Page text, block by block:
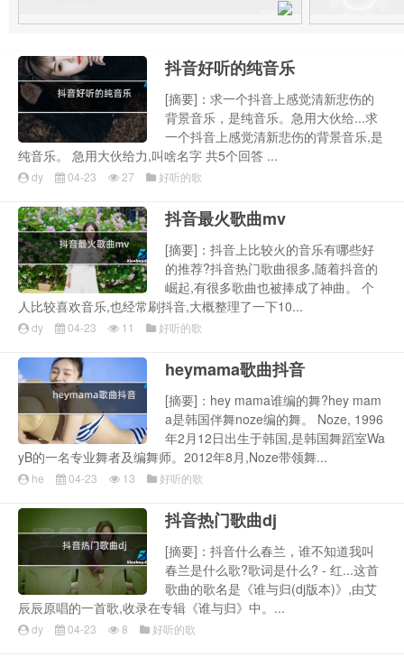
抖音好听的纯音乐
[摘要]：求一个抖音上感觉清新悲伤的
背景音乐，是纯音乐。急用大伙给...求
一个抖音上感觉清新悲伤的背景音乐,是
纯音乐。 急用大伙给力,叫啥名字 共5个回答 ...
dy 04-23 27 好听的歌
抖音最火歌曲mv
[摘要]：抖音上比较火的音乐有哪些好
的推荐?抖音热门歌曲很多,随着抖音的
崛起,有很多歌曲也被捧成了神曲。 个
人比较喜欢音乐,也经常刷抖音,大概整理了一下10...
dy 04-23 11 好听的歌
heymama歌曲抖音
[摘要]：hey mama谁编的舞?hey mam
a是韩国伴舞noze编的舞。 Noze, 1996
年2月12日出生于韩国,是韩国舞蹈室Wa
yB的一名专业舞者及编舞师。2012年8月,Noze带领舞...
he 04-23 13 好听的歌
抖音热门歌曲dj
[摘要]：抖音什么春兰，谁不知道我叫
春兰是什么歌?歌词是什么? - 红...这首
歌曲的歌名是《谁与归(dj版本)》,由艾
辰辰原唱的一首歌,收录在专辑《谁与归》中。...
dy 04-23 8 好听的歌